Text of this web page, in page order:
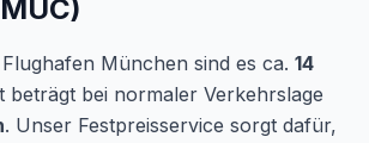
München sind es ca. 14
beträgt bei normaler Verkehrslage
. Unser Festpreisservice sorgt dafür,